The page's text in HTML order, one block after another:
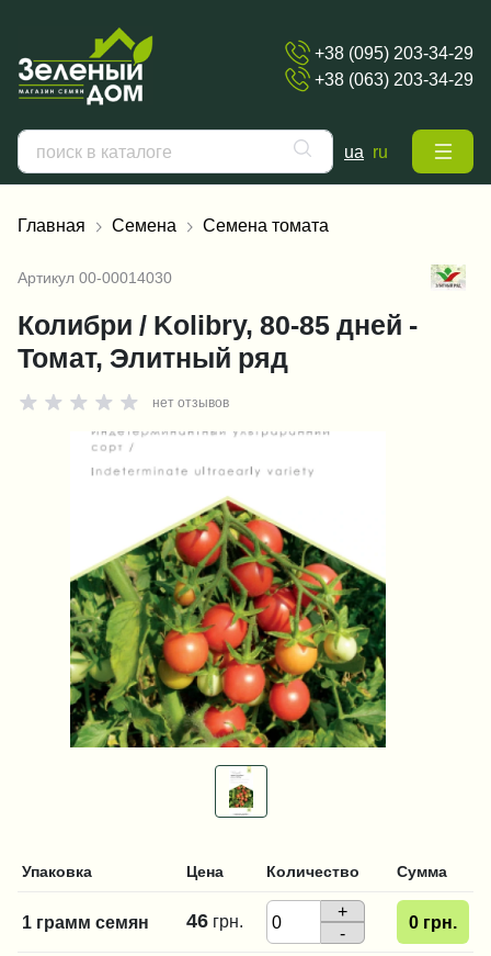
+38 (095) 203-34-29
+38 (063) 203-34-29
ua ru
Главная Семена Семена томата
Артикул 00-00014030
Колибри / Kolibry, 80-85 дней -
Томат, Элитный ряд
нет отзывов
Упаковка Цена Количество Сумма
1 грамм семян 46 грн.
+
-
0 грн.